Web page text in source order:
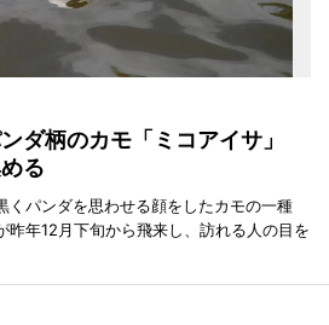
ダ柄のカモ「ミコアイサ」
る
くパンダを思わせる顔をしたカモの一種
昨年12月下旬から飛来し、訪れる人の目を